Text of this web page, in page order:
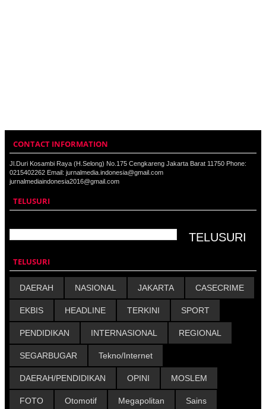
CONTACT INFORMATION
Jl.Duri Kosambi Raya (H.Selong) No.175 Cengkareng Jakarta Barat 11750 Phone:
0215402262 Email: jurnalmedia.indonesia@gmail.com
jurnalmediaindonesia2016@gmail.com
TELUSURI
TELUSURI
DAERAH NASIONAL JAKARTA CASECRIME
EKBIS HEADLINE TERKINI SPORT
PENDIDIKAN INTERNASIONAL REGIONAL
SEGARBUGAR Tekno/Internet
DAERAH/PENDIDIKAN OPINI MOSLEM
FOTO Otomotif Megapolitan Sains